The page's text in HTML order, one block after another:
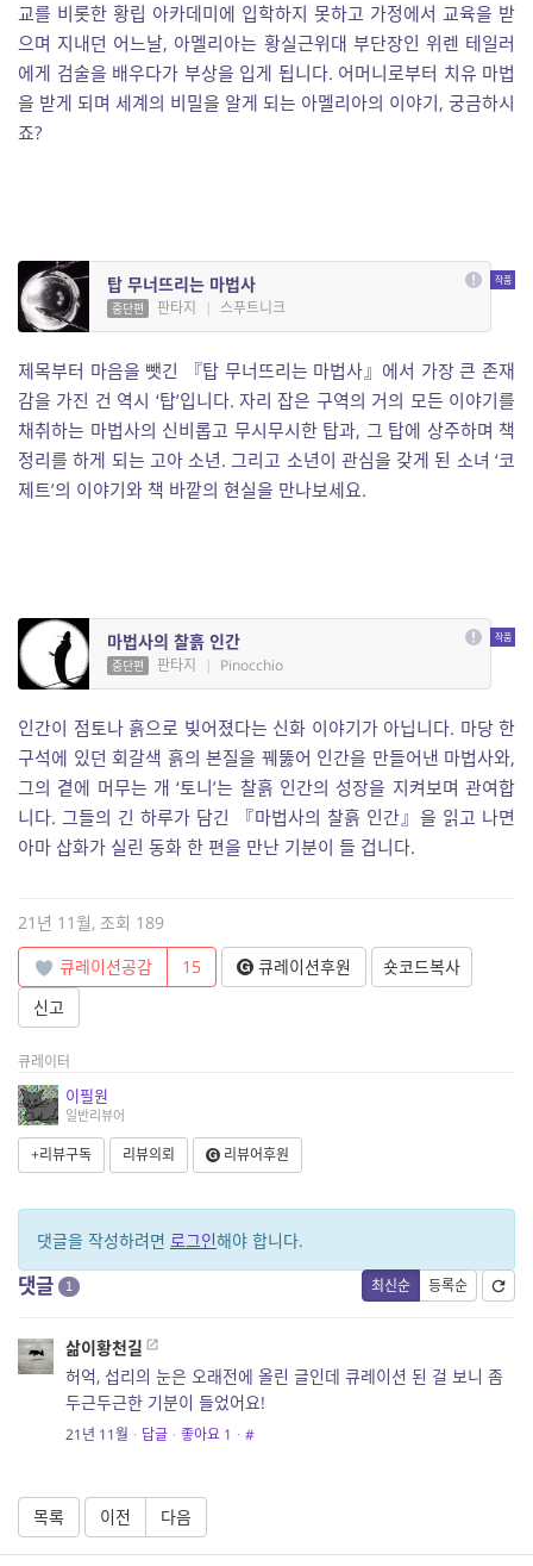
교를 비롯한 황립 아카데미에 입학하지 못하고 가정에서 교육을 받
으며 지내던 어느날, 아멜리아는 황실근위대 부단장인 위렌 테일러
에게 검술을 배우다가 부상을 입게 됩니다. 어머니로부터 치유 마법
을 받게 되며 세계의 비밀을 알게 되는 아멜리아의 이야기, 궁금하시
죠?
탑 무너뜨리는 마법사
중단편 판타지 | 스푸트니크
제목부터 마음을 뺏긴 『탑 무너뜨리는 마법사』에서 가장 큰 존재
감을 가진 건 역시 ‘탑’입니다. 자리 잡은 구역의 거의 모든 이야기를
채취하는 마법사의 신비롭고 무시무시한 탑과, 그 탑에 상주하며 책
정리를 하게 되는 고아 소년. 그리고 소년이 관심을 갖게 된 소녀 ‘코
제트’의 이야기와 책 바깥의 현실을 만나보세요.
마법사의 찰흙 인간
중단편 판타지 | Pinocchio
인간이 점토나 흙으로 빚어졌다는 신화 이야기가 아닙니다. 마당 한
구석에 있던 회갈색 흙의 본질을 꿰뚫어 인간을 만들어낸 마법사와,
그의 곁에 머무는 개 ‘토니’는 찰흙 인간의 성장을 지켜보며 관여합
니다. 그들의 긴 하루가 담긴 『마법사의 찰흙 인간』을 읽고 나면
아마 삽화가 실린 동화 한 편을 만난 기분이 들 겁니다.
21년 11월, 조회 189
큐레이션공감
15 큐레이션후원
숏코드복사
신고
큐레이터
이필원
일반리뷰어
+리뷰구독 리뷰의뢰 리뷰어후원
댓글을 작성하려면 로그인해야 합니다.
최신순 등록순
댓글 1
삶이황천길
허억, 섭리의 눈은 오래전에 올린 글인데 큐레이션 된 걸 보니 좀
두근두근한 기분이 들었어요!
21년 11월 · 답글 · 좋아요 1 · #
목록 이전 다음